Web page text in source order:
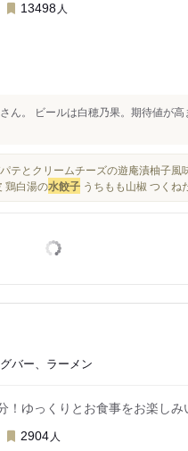
13498 人
ん。 ビールは白穂乃果。期待値が高
とクリームチーズの遊庵漬柚子
鶏白湯の水餃子 うちもも山椒 つくね
バー、ラーメン
！ゆっくりとお食事をお楽し
2904 人